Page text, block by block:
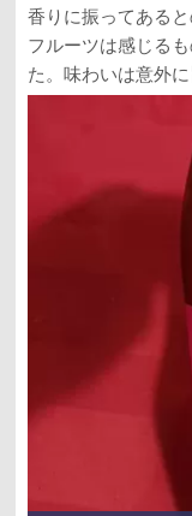
香りに振ってある
フルーツは感じる
た。味わいは意外